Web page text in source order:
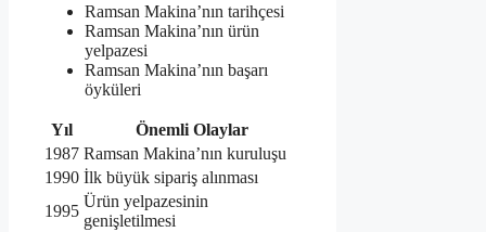
Ramsan Makina’nın tarihçesi
Ramsan Makina’nın ürün
yelpazesi
Ramsan Makina’nın başarı
öyküleri
Yıl
Önemli Olaylar
1987 Ramsan Makina’nın kuruluşu
1990 İlk büyük sipariş alınması
1995
Ürün yelpazesinin
genişletilmesi